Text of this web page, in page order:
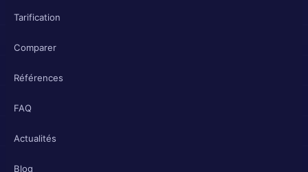
Tarification
Comparer
Références
FAQ
Actualités
Blog